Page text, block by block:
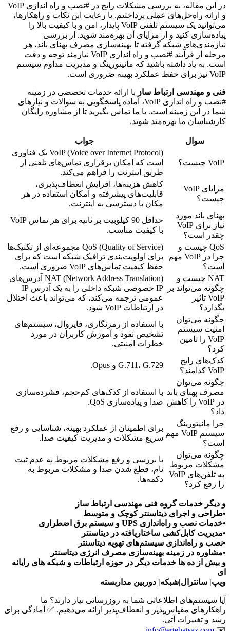
در این مقاله، به بررسی مشکلات رایج در #نصب و راه اندازی VoIP
و ارائه راه‌حل‌های عملی پرداختیم. با رعایت این نکات و راهکارها،
می‌توانید یک سیستم تلفنی VoIP پایدار، امن و با کیفیت بالا را
پیاده‌سازی کنید و از مزایای آن بهره‌مند شوید. از بررسی
نیازمندی‌های شبکه گرفته تا بهینه‌سازی مصرف پهنای باند، هر
مرحله از فرآیند #نصب و راه اندازی VoIP نیازمند توجه و دقت
است. به یاد داشته باشید که مانیتورینگ و مدیریت مداوم سیستم
VoIP نیز برای حفظ عملکرد بهینه ضروری است.
فنی و مهندسی ارتباط ساز با ارائه خدمات تخصصی در زمینه
#نصب و راه اندازی VoIP، آماده پاسخگویی به سوالات و نیازهای
شما در این زمینه است. با ما تماس بگیرید تا از مشاوره رایگان
کارشناسان ما بهره‌مند شوید.
سوال جواب
VoIP چیست؟
VoIP (Voice over Internet Protocol) یک فناوری
است که امکان برقراری تماس‌های تلفنی از
طریق اینترنت را فراهم می‌کند.
مزایای VoIP
چیست؟
کاهش هزینه‌ها، افزایش انعطاف‌پذیری،
قابلیت‌های پیشرفته و امکان استفاده در هر
مکان با دسترسی به اینترنت.
پهنای باند مورد
نیاز برای VoIP
چقدر است؟
حداقل 90 کیلوبیت بر ثانیه برای هر تماس VoIP
با کیفیت مناسب.
QoS چیست و
چرا در VoIP مهم
است؟
QoS (Quality of Service) مجموعه‌ای از تکنیک‌ها
برای اولویت‌بندی ترافیک شبکه است که برای
حفظ کیفیت تماس‌های VoIP ضروری است.
NAT چیست و
چگونه می‌تواند بر
VoIP تاثیر
بگذارد؟
NAT (Network Address Translation) آدرس‌های
IP خصوصی شبکه داخلی را به یک آدرس IP
عمومی ترجمه می‌کند، که می‌تواند باعث اختلال
در ارتباطات VoIP شود.
چگونه می‌توان
امنیت سیستم
VoIP را تامین
کرد؟
با استفاده از رمزنگاری، فایروال، سیستم‌های
تشخیص نفوذ و آموزش کاربران در مورد
خطرات امنیتی.
کدک‌های رایج
VoIP کدامند؟
G.711، G.729 و Opus.
چگونه می‌توان
مصرف پهنای باند
در VoIP را کاهش
داد؟
با استفاده از کدک‌های کم‌حجم، فشرده‌سازی
صدا و پیاده‌سازی QoS.
چرا مانیتورینگ
سیستم VoIP مهم
است؟
برای اطمینان از عملکرد بهینه، شناسایی و رفع
سریع مشکلات و مدیریت کیفیت صدا.
چگونه می‌توان
مشکلات مربوط
به تلفن‌های VoIP
را رفع کرد؟
با بررسی و رفع مشکلات مربوط به عدم ثبت
نام، قطع شدن صدا و مشکلات مربوط به
دکمه‌ها.
و دیگر خدمات گروه فنی مهندسی ارتباط ساز
•طراحی و اجرای دیتاسنتر کوچک و متوسط
•خدمات نصب و راه‌اندازی UPS و سیستم برق اضطراری
•مدیریت کابل‌کشی ساختاریافته در دیتاسنتر
•نصب و راه‌اندازی سیستم‌های تهویه دیتاسنتر
•مشاوره در زمینه بهینه‌سازی مصرف انرژی دیتاسنتر
و بیش از ده ها خدمات دیگر در حوزه ارتباطات و شبکه های رایانه
ای
ویپ| سانترال|شبکه| دوربین مداربسته
آیا سیستم‌های اطلاعاتی شما به روزرسانی نیاز دارند؟ ما
راهکارهای مقیاس‌پذیر و انعطاف‌پذیر ارائه می‌دهیم. ✅ آمادگی برای
رشد و تغییرات آتی.